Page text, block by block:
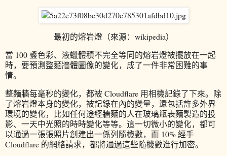
最初的熔岩燈（來源：wikipedia）
當 100 盞色彩、液蠟體積不完全等同的熔岩燈被擺放在一起
時，要預測整麵牆體圖像的變化，成了一件非常困難的事
情。
整麵牆每毫秒的變化，都被 Cloudflare 用相機記錄了下來。除
了熔岩燈本身的變化，被記錄在內的變量，還包括許多外界
環境的變化，比如任何途經牆麵的人在玻璃瓶表麵製造的投
影、一天中光照的時時變化等等。這一切微小的變化，都可
以通過一張張照片創建出一係列隨機數，而 10% 經手
Cloudflare 的網絡請求，都將通過這些隨機數進行加密。